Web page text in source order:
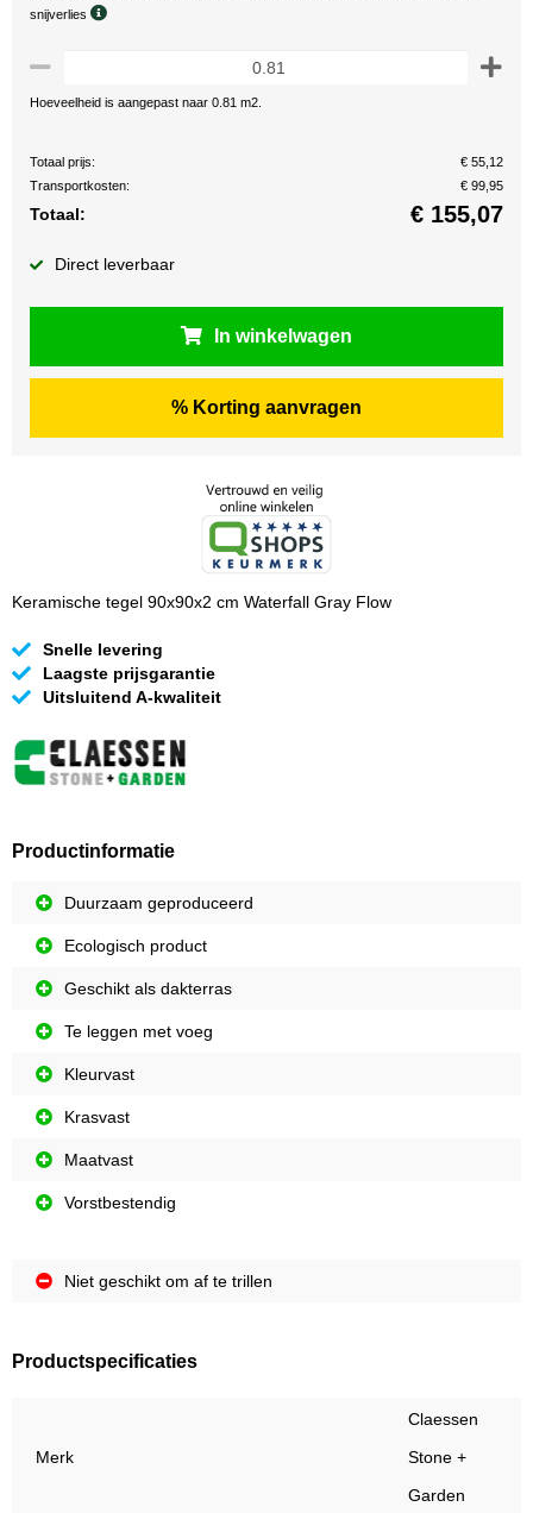
snijverlies
Hoeveelheid is aangepast naar 0.81 m2.
Totaal prijs:
€ 55,12
Transportkosten:
€ 99,95
Totaal: € 155,07
Direct leverbaar
In winkelwagen
% Korting aanvragen
Keramische tegel 90x90x2 cm Waterfall Gray Flow
Snelle levering
Laagste prijsgarantie
Uitsluitend A-kwaliteit
Productinformatie
Duurzaam geproduceerd
Ecologisch product
Geschikt als dakterras
Te leggen met voeg
Kleurvast
Krasvast
Maatvast
Vorstbestendig
Niet geschikt om af te trillen
Productspecificaties
Merk
Claessen
Stone +
Garden